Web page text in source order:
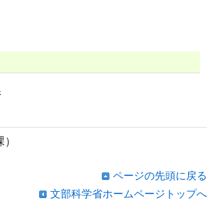
ページの先頭に戻る
文部科学省ホームページトップへ